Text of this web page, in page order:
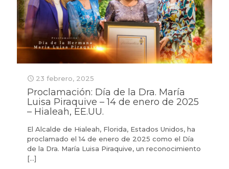
23 febrero, 2025
Proclamación: Día de la Dra. María
Luisa Piraquive – 14 de enero de 2025
– Hialeah, EE.UU.
El Alcalde de Hialeah, Florida, Estados Unidos, ha
proclamado el 14 de enero de 2025 como el Día
de la Dra. María Luisa Piraquive, un reconocimiento
[…]